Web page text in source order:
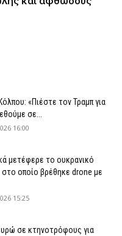
«Πιέστε τον Τραμπ για
σε...
16:00
μετέφερε το ουκρανικό
οποίο βρέθηκε drone με
15:25
σε κτηνοτρόφους για